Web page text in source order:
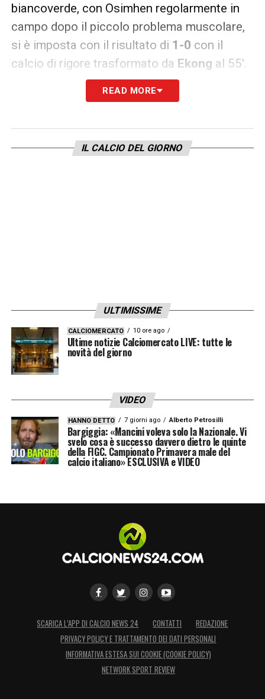
biancoverde, con Osimhen regolarmente in
campo dopo il piccolo problema muscolare,
si è imposta con il risultato di 1-0 con il
calcio di rigore trasformato da Ekong al 55′.
si porta così a quota 4 punti in
mentre laCosta d’Avorioresta a 3. Adesso
sarà decisiva l’ultima giornata della fase a
READ MORE
IL CALCIO DEL GIORNO
ULTIMISSIME
CALCIOMERCATO 10 ore ago
Ultime notizie Calciomercato LIVE: tutte le
novità del giorno
VIDEO
HANNO DETTO 7 giorni ago Alberto Petrosilli
Bargiggia: «Mancini voleva solo la Nazionale. Vi
svelo cosa è successo davvero dietro le quinte
della FIGC. Campionato Primavera male del
calcio italiano» ESCLUSIVA e VIDEO
SCARICA L’APP DI CALCIO NEWS 24 CONTATTI
REDAZIONE
PRIVACY POLICY E TRATTAMENTO DEI DATI PERSONALI
INFORMATIVA ESTESA SUI COOKIE (COOKIE POLICY)
NETWORK SPORT REVIEW